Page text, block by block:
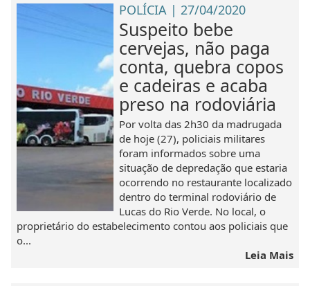
POLÍCIA | 27/04/2020
Suspeito bebe
cervejas, não paga
conta, quebra copos
e cadeiras e acaba
preso na rodoviária
Por volta das 2h30 da madrugada
de hoje (27), policiais militares
foram informados sobre uma
situação de depredação que estaria
ocorrendo no restaurante localizado
dentro do terminal rodoviário de
Lucas do Rio Verde. No local, o
proprietário do estabelecimento contou aos policiais que
o...
Leia Mais